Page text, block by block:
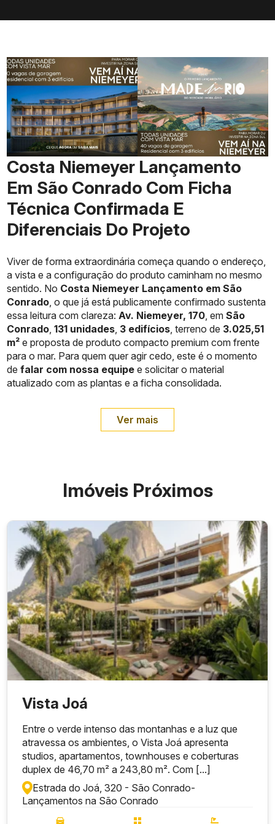
Costa Niemeyer Lançamento
Em São Conrado Com Ficha
Técnica Confirmada E
Diferenciais Do Projeto
Viver de forma extraordinária começa quando o endereço,
a vista e a configuração do produto caminham no mesmo
sentido. No Costa Niemeyer Lançamento em São
Conrado , o que já está publicamente confirmado sustenta
essa leitura com clareza: Av. Niemeyer, 170 , emSão
Conrado ,131 unidades 3 edifícios , terreno de 3.025,51
m² e proposta de produto compacto premium com frente
para o mar. Para quem quer agir cedo, este é o momento
defalar com nossa equipe e solicitar o material
atualizado com as plantas e a ficha consolidada.
Ver mais
Imóveis Próximos
Vista Joá
Entre o verde intenso das montanhas e a luz que
atravessa os ambientes, o Vista Joá apresenta
studios, apartamentos, townhouses e coberturas
duplex de 46,70 m² a 243,80 m². Com [...]
Estrada do Joá, 320 - São Conrado-
Lançamentos na São Conrado